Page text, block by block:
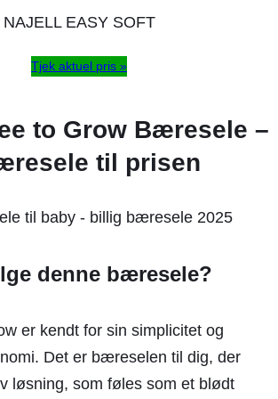
NAJELL EASY SOFT
Tjek aktuel pris »
to Grow Bæresele –
til prisen
denne bæresele?
er kendt for sin simplicitet og
Det er bæreselen til dig, der
løsning, som føles som et blødt